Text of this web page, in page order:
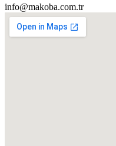
info@makoba.com.tr